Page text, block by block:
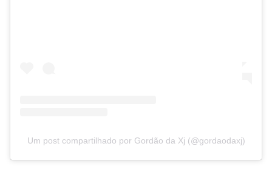
Um post compartilhado por Gordão da Xj (@gordaodaxj)